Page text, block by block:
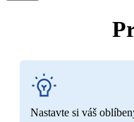
Nastavte si váš